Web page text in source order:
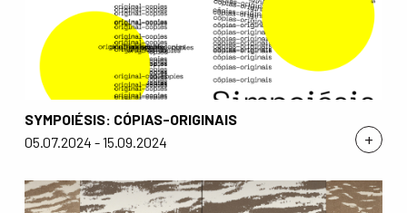
+
SYMPOIÉSIS: CÓPIAS-ORIGINAIS
05.07.2024 - 15.09.2024